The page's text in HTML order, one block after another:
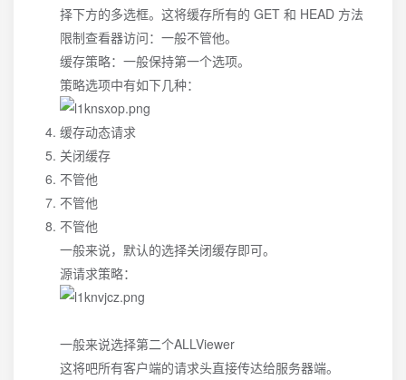
择下方的多选框。这将缓存所有的 GET 和 HEAD 方法
限制查看器访问：一般不管他。
缓存策略：一般保持第一个选项。
策略选项中有如下几种：
缓存动态请求
关闭缓存
不管他
不管他
不管他
一般来说，默认的选择关闭缓存即可。
源请求策略：
一般来说选择第二个ALLViewer
这将吧所有客户端的请求头直接传达给服务器端。